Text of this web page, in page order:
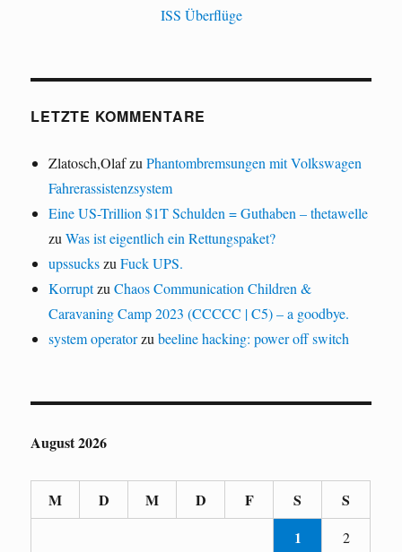
ISS Überflüge
LETZTE KOMMENTARE
Zlatosch,OlafzuPhantombremsungen mit Volkswagen
Fahrerassistenzsystem
Eine US-Trillion $1T Schulden = Guthaben – thetawelle
zuWas ist eigentlich ein Rettungspaket?
upssuckszuFuck UPS.
KorruptzuChaos Communication Children &
Caravaning Camp 2023 (CCCCC | C5) – a goodbye.
system operatorzubeeline hacking: power off switch
August 2026
M D M D F S
S
1
2